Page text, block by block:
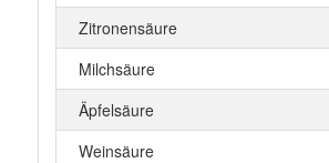
Zitronensäure
Milchsäure
Äpfelsäure
Weinsäure